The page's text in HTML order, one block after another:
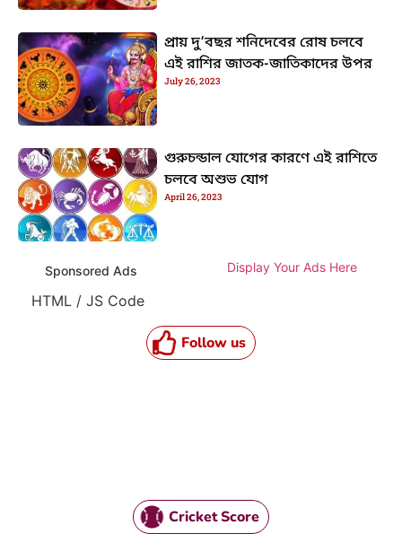
প্রায় দু’বছর শনিদেবের রোষ চলবে
এই রাশির জাতক-জাতিকাদের উপর
July 26, 2023
গুরুচন্ডাল যোগের কারণে এই রাশিতে
চলবে অশুভ যোগ
April 26, 2023
Sponsored Ads Display Your Ads Here
HTML / JS Code
Follow us
Cricket Score